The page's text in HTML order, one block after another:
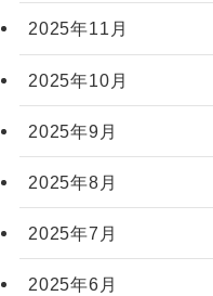
2025年11月
2025年10月
2025年9月
2025年8月
2025年7月
2025年6月